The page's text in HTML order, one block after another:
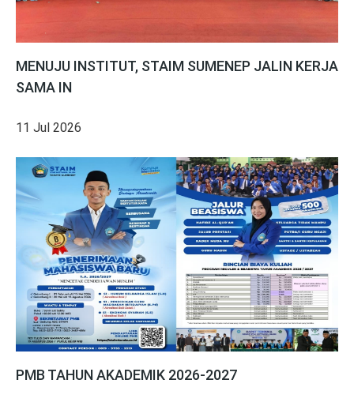
MENUJU INSTITUT, STAIM SUMENEP JALIN KERJA
SAMA IN
11 Jul 2026
PMB TAHUN AKADEMIK 2026-2027